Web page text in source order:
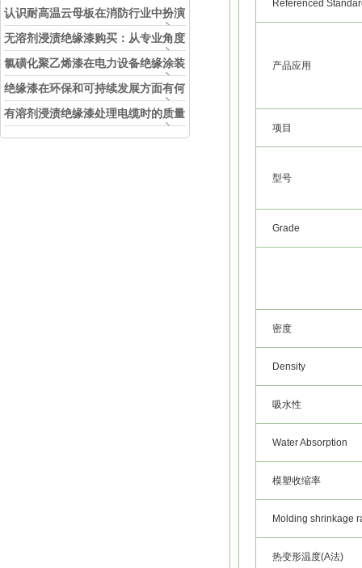
认识耐高温云母板在消防行业中扮演
的角色
无溶剂浸渍绝缘漆购买：从专业角度
看如何选择
氯磺化聚乙烯漆在电力设备绝缘涂装
中的实际应用效果
绝缘漆在环保和可持续发展方面有何
考虑？
有溶剂浸渍绝缘漆处理电缆时的质量
和安全性考虑因素
Referenced
产品应用
项目
型号
Grade
密度
Density
吸水性
Water Absorption
模塑收缩率
Molding shrinkage
热变形温度(A法)